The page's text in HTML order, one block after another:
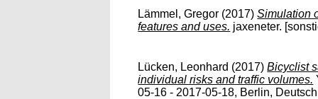
Lämmel, Gregor (2017)Simulation
features and uses. jaxeneter.
Lücken, Leonhard (2017)Bicyclist
individual risks and traffic volumes.
05-16 - 2017-05-18, Berlin,